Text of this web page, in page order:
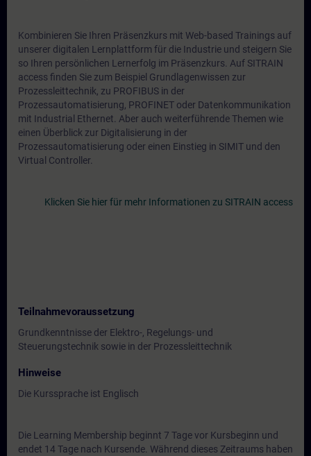
Kombinieren Sie Ihren Präsenzkurs mit Web-based Trainings auf
unserer digitalen Lernplattform für die Industrie und steigern Sie
so Ihren persönlichen Lernerfolg im Präsenzkurs. Auf SITRAIN
access finden Sie zum Beispiel Grundlagenwissen zur
Prozessleittechnik, zu PROFIBUS in der
Prozessautomatisierung, PROFINET oder Datenkommunikation
mit Industrial Ethernet. Aber auch weiterführende Themen wie
einen Überblick zur Digitalisierung in der
Prozessautomatisierung oder einen Einstieg in SIMIT und den
Virtual Controller.
Klicken Sie hier für mehr Informationen zu SITRAIN access
Teilnahmevoraussetzung
Grundkenntnisse der Elektro-, Regelungs- und
Steuerungstechnik sowie in der Prozessleittechnik
Hinweise
Die Kurssprache ist Englisch
Die Learning Membership beginnt 7 Tage vor Kursbeginn und
endet 14 Tage nach Kursende. Während dieses Zeitraums haben